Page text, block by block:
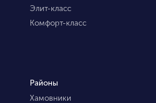
Элит-класс
Комфорт-класс
Районы
Хамовники